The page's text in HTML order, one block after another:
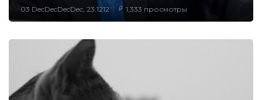
03 DecDecDecDec, 23:1212 1,333 просмотры